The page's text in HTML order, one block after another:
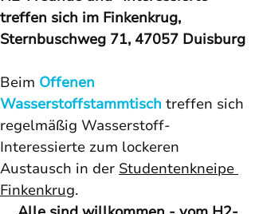
treffen sich im Finkenkrug,
Sternbuschweg 71, 47057 Duisburg
Beim Offenen
Wasserstoffstammtisch treffen sich
regelmäßig Wasserstoff-
Interessierte zum lockeren
Austausch in der Studentenkneipe
Finkenkrug.